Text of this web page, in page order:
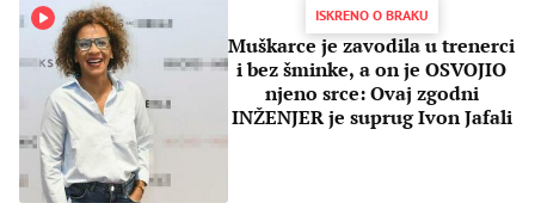
ISKRENO O BRAKU
Muškarce je zavodila u trenerci
i bez šminke, a on je OSVOJIO
njeno srce: Ovaj zgodni
INŽENJER je suprug Ivon Jafali